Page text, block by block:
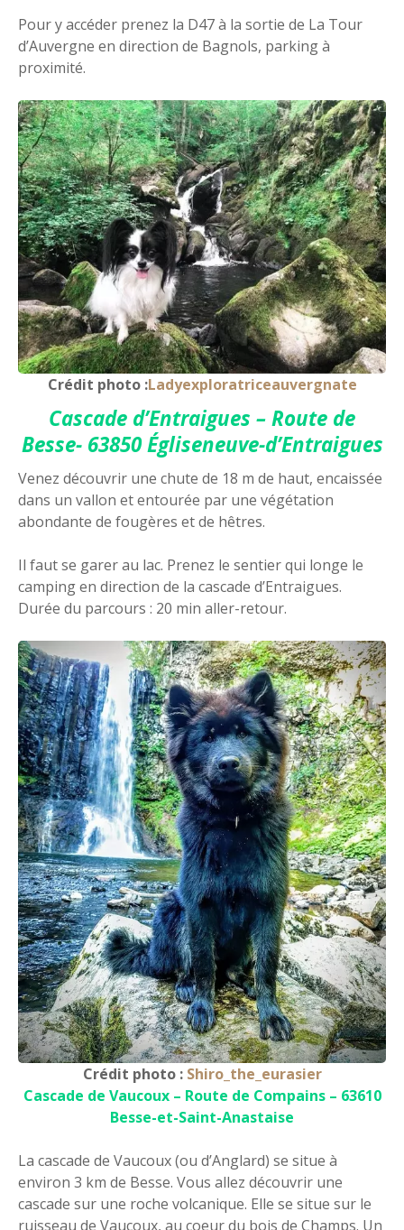
Pour y accéder prenez la D47 à la sortie de La Tour
d’Auvergne en direction de Bagnols, parking à
proximité.
Crédit photo :Ladyexploratriceauvergnate
Cascade d’Entraigues – Route de
Besse- 63850 Égliseneuve-d’Entraigues
Venez découvrir une chute de 18 m de haut, encaissée
dans un vallon et entourée par une végétation
abondante de fougères et de hêtres.
Il faut se garer au lac. Prenez le sentier qui longe le
camping en direction de la cascade d’Entraigues.
Durée du parcours : 20 min aller-retour.
Crédit photo : Shiro_the_eurasier
Cascade de Vaucoux – Route de Compains – 63610
Besse-et-Saint-Anastaise
La cascade de Vaucoux (ou d’Anglard) se situe à
environ 3 km de Besse. Vous allez découvrir une
cascade sur une roche volcanique. Elle se situe sur le
ruisseau de Vaucoux, au coeur du bois de Champs. Un